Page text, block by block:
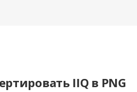
IIQ в PNG